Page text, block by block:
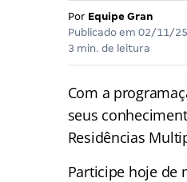
Por Equipe Gran
Publicado em 02/11/25
3 min. de leitura
Com a
seus
Residências
Participe hoje de